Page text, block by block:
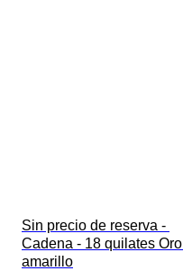
Sin precio de reserva -
Cadena - 18 quilates Oro
amarillo